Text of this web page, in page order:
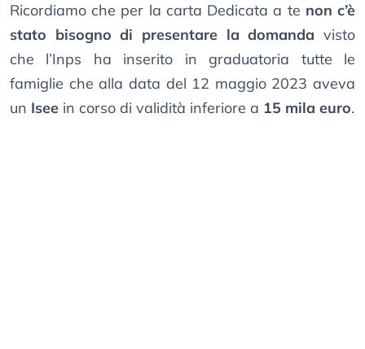
Ricordiamo che per la carta Dedicata a te non c’è
stato bisogno di presentare la domanda visto
che l’Inps ha inserito in graduatoria tutte le
famiglie che alla data del 12 maggio 2023 aveva
un Isee in corso di validità inferiore a 15 mila euro.